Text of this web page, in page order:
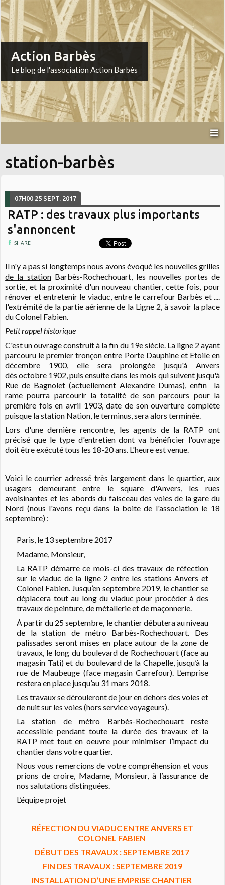
Action Barbès
Le blog de l'association Action Barbès
station-barbès
07H00 25 SEPT. 2017
RATP : des travaux plus importants
s'annoncent
SHARE
Il n'y a pas si longtemps nous avons évoqué les nouvelles grilles
de la stationBarbès-Rochechouart, les nouvelles portes de
sortie, et la proximité d'un nouveau chantier, cette fois, pour
rénover et entretenir le viaduc, entre le carrefour Barbès et ....
l'extrémité de la partie aérienne de la Ligne 2, à savoir la place
du Colonel Fabien.
Petit rappel historique
C'est un ouvrage construit à la fin du 19e siècle. La ligne 2 ayant
parcouru le premier tronçon entre Porte Dauphine et Etoile en
décembre 1900, elle sera prolongée jusqu'à Anvers
dès octobre 1902, puis ensuite dans les mois qui suivent jusqu'à
Rue de Bagnolet (actuellement Alexandre Dumas), enfin la
rame pourra parcourir la totalité de son parcours pour la
première fois en avril 1903, date de son ouverture complète
puisque la station Nation, le terminus, sera alors terminée.
Lors d'une dernière rencontre, les agents de la RATP ont
précisé que le type d'entretien dont va bénéficier l'ouvrage
doit être exécuté tous les 18-20 ans. L'heure est venue.
Voici le courrier adressé très largement dans le quartier, aux
usagers demeurant entre le square d'Anvers, les rues
avoisinantes et les abords du faisceau des voies de la gare du
Nord (nous l'avons reçu dans la boite de l'association le 18
septembre) :
Paris, le 13 septembre 2017
Madame, Monsieur,
La RATP démarre ce mois-ci des travaux de réfection
sur le viaduc de la ligne 2 entre les stations Anvers et
Colonel Fabien. Jusqu’en septembre 2019, le chantier se
déplacera tout au long du viaduc pour procéder à des
travaux de peinture, de métallerie et de maçonnerie.
À partir du 25 septembre, le chantier débutera au niveau
de la station de métro Barbès-Rochechouart. Des
palissades seront mises en place autour de la zone de
travaux, le long du boulevard de Rochechouart (face au
magasin Tati) et du boulevard de la Chapelle, jusqu’à la
rue de Maubeuge (face magasin Carrefour). L’emprise
restera en place jusqu’au 31 mars 2018.
Les travaux se dérouleront de jour en dehors des voies et
de nuit sur les voies (hors service voyageurs).
La station de métro Barbès-Rochechouart reste
accessible pendant toute la durée des travaux et la
RATP met tout en oeuvre pour minimiser l’impact du
chantier dans votre quartier.
Nous vous remercions de votre compréhension et vous
prions de croire, Madame, Monsieur, à l’assurance de
nos salutations distinguées.
L’équipe projet
RÉFECTION DU VIADUC ENTRE ANVERS ET
COLONEL FABIEN
DÉBUT DES TRAVAUX : SEPTEMBRE 2017
FIN DES TRAVAUX : SEPTEMBRE 2019
INSTALLATION D’UNE EMPRISE CHANTIER